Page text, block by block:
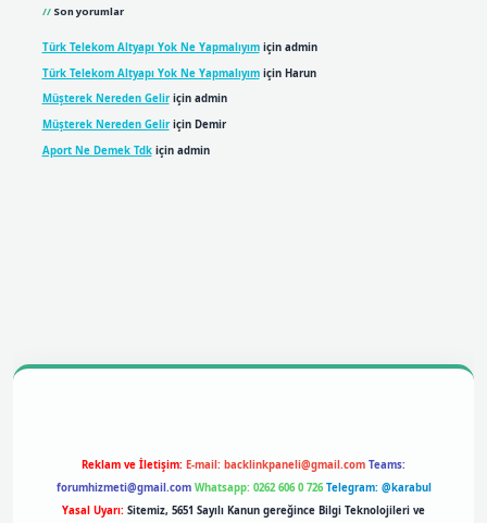
Son yorumlar
Türk Telekom Altyapı Yok Ne Yapmalıyımiçin admin
Türk Telekom Altyapı Yok Ne Yapmalıyımiçin Harun
Müşterek Nereden Geliriçin admin
Müşterek Nereden Geliriçin Demir
Aport Ne Demek Tdkiçin admin
Reklam ve İletişim: E-mail: backlinkpaneli@gmail.com Teams:
forumhizmeti@gmail.com Whatsapp: 0262 606 0 726 Telegram: @karabul
Yasal Uyarı: Sitemiz, 5651 Sayılı Kanun gereğince Bilgi Teknolojileri ve